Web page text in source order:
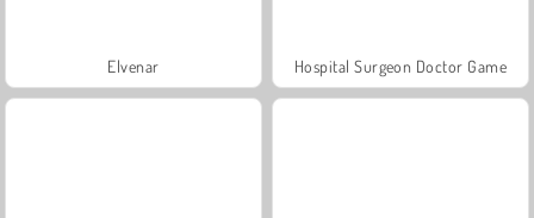
Elvenar Hospital Surgeon Doctor Game